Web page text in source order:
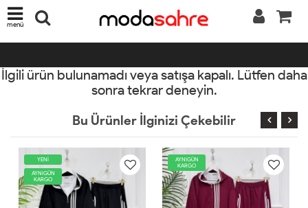
menü
İlgili ürün bulunamadı veya satışa kapalı. Lütfen daha
sonra tekrar deneyin.
Bu Ürünler İlginizi Çekebilir
KARGO
AYNIGÜN
KARGO